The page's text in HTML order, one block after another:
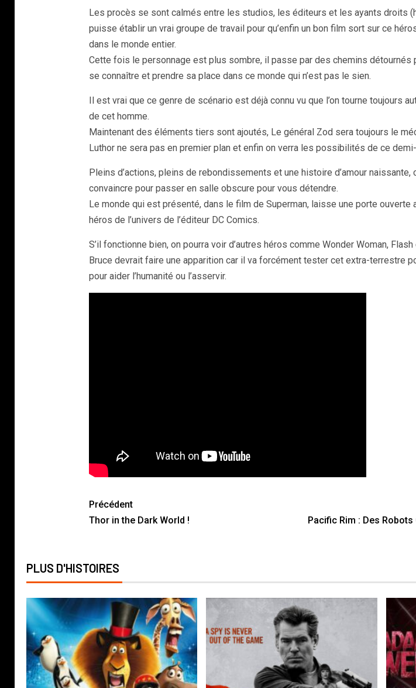
Les procès se sont calmés entre les studios, les éditeurs et les ayants droits
puisse établir un vrai groupe de travail pour qu’enfin un bon film sort sur ce
dans le monde entier.
Cette fois le personnage est plus sombre, il passe par des chemins détournés
se connaître et prendre sa place dans ce monde qui n’est pas le sien.
Il est vrai que ce genre de scénario est déjà connu vu que l’on tourne toujours
de cet homme.
Maintenant des éléments tiers sont ajoutés, Le général Zod sera toujours le
Luthor ne sera pas en premier plan et enfin on verra les possibilités de ce
Pleins d’actions, pleins de rebondissements et une histoire d’amour naissante,
convaincre pour passer en salle obscure pour vous détendre.
Le monde qui est présenté, dans le film de Superman, laisse une porte ouverte
héros de l’univers de l’éditeur DC Comics.
S’il fonctionne bien, on pourra voir d’autres héros comme Wonder Woman,
Bruce devrait faire une apparition car il va forcément tester cet extra-terrestre
pour aider l’humanité ou l’asservir.
Précédent
Thor in the Dark World !
Pacific Rim : Des
PLUS D'HISTOIRES